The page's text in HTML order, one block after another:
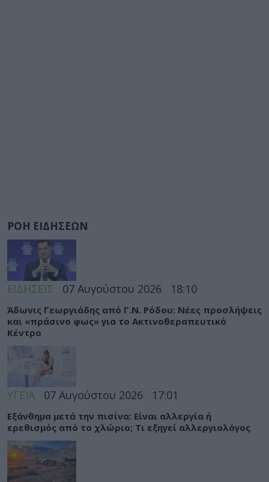
ΡΟΗ ΕΙΔΗΣΕΩΝ
ΕΙΔΗΣΕΙΣ 07 Αυγούστου 2026 18:10
Άδωνις Γεωργιάδης από Γ.Ν. Ρόδου: Νέες προσλήψεις
και «πράσινο φως» για το Ακτινοθεραπευτικό
Κέντρο
ΥΓΕΙΑ 07 Αυγούστου 2026 17:01
Εξάνθημα μετά την πισίνα: Είναι αλλεργία ή
ερεθισμός από το χλώριο; Τι εξηγεί αλλεργιολόγος